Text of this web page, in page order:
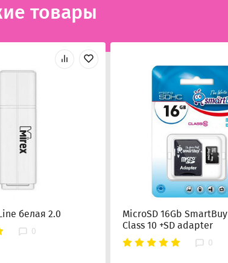
товары
белая 2.0
0
MicroSD 16Gb SmartBuy
Class 10 +SD adapter
0